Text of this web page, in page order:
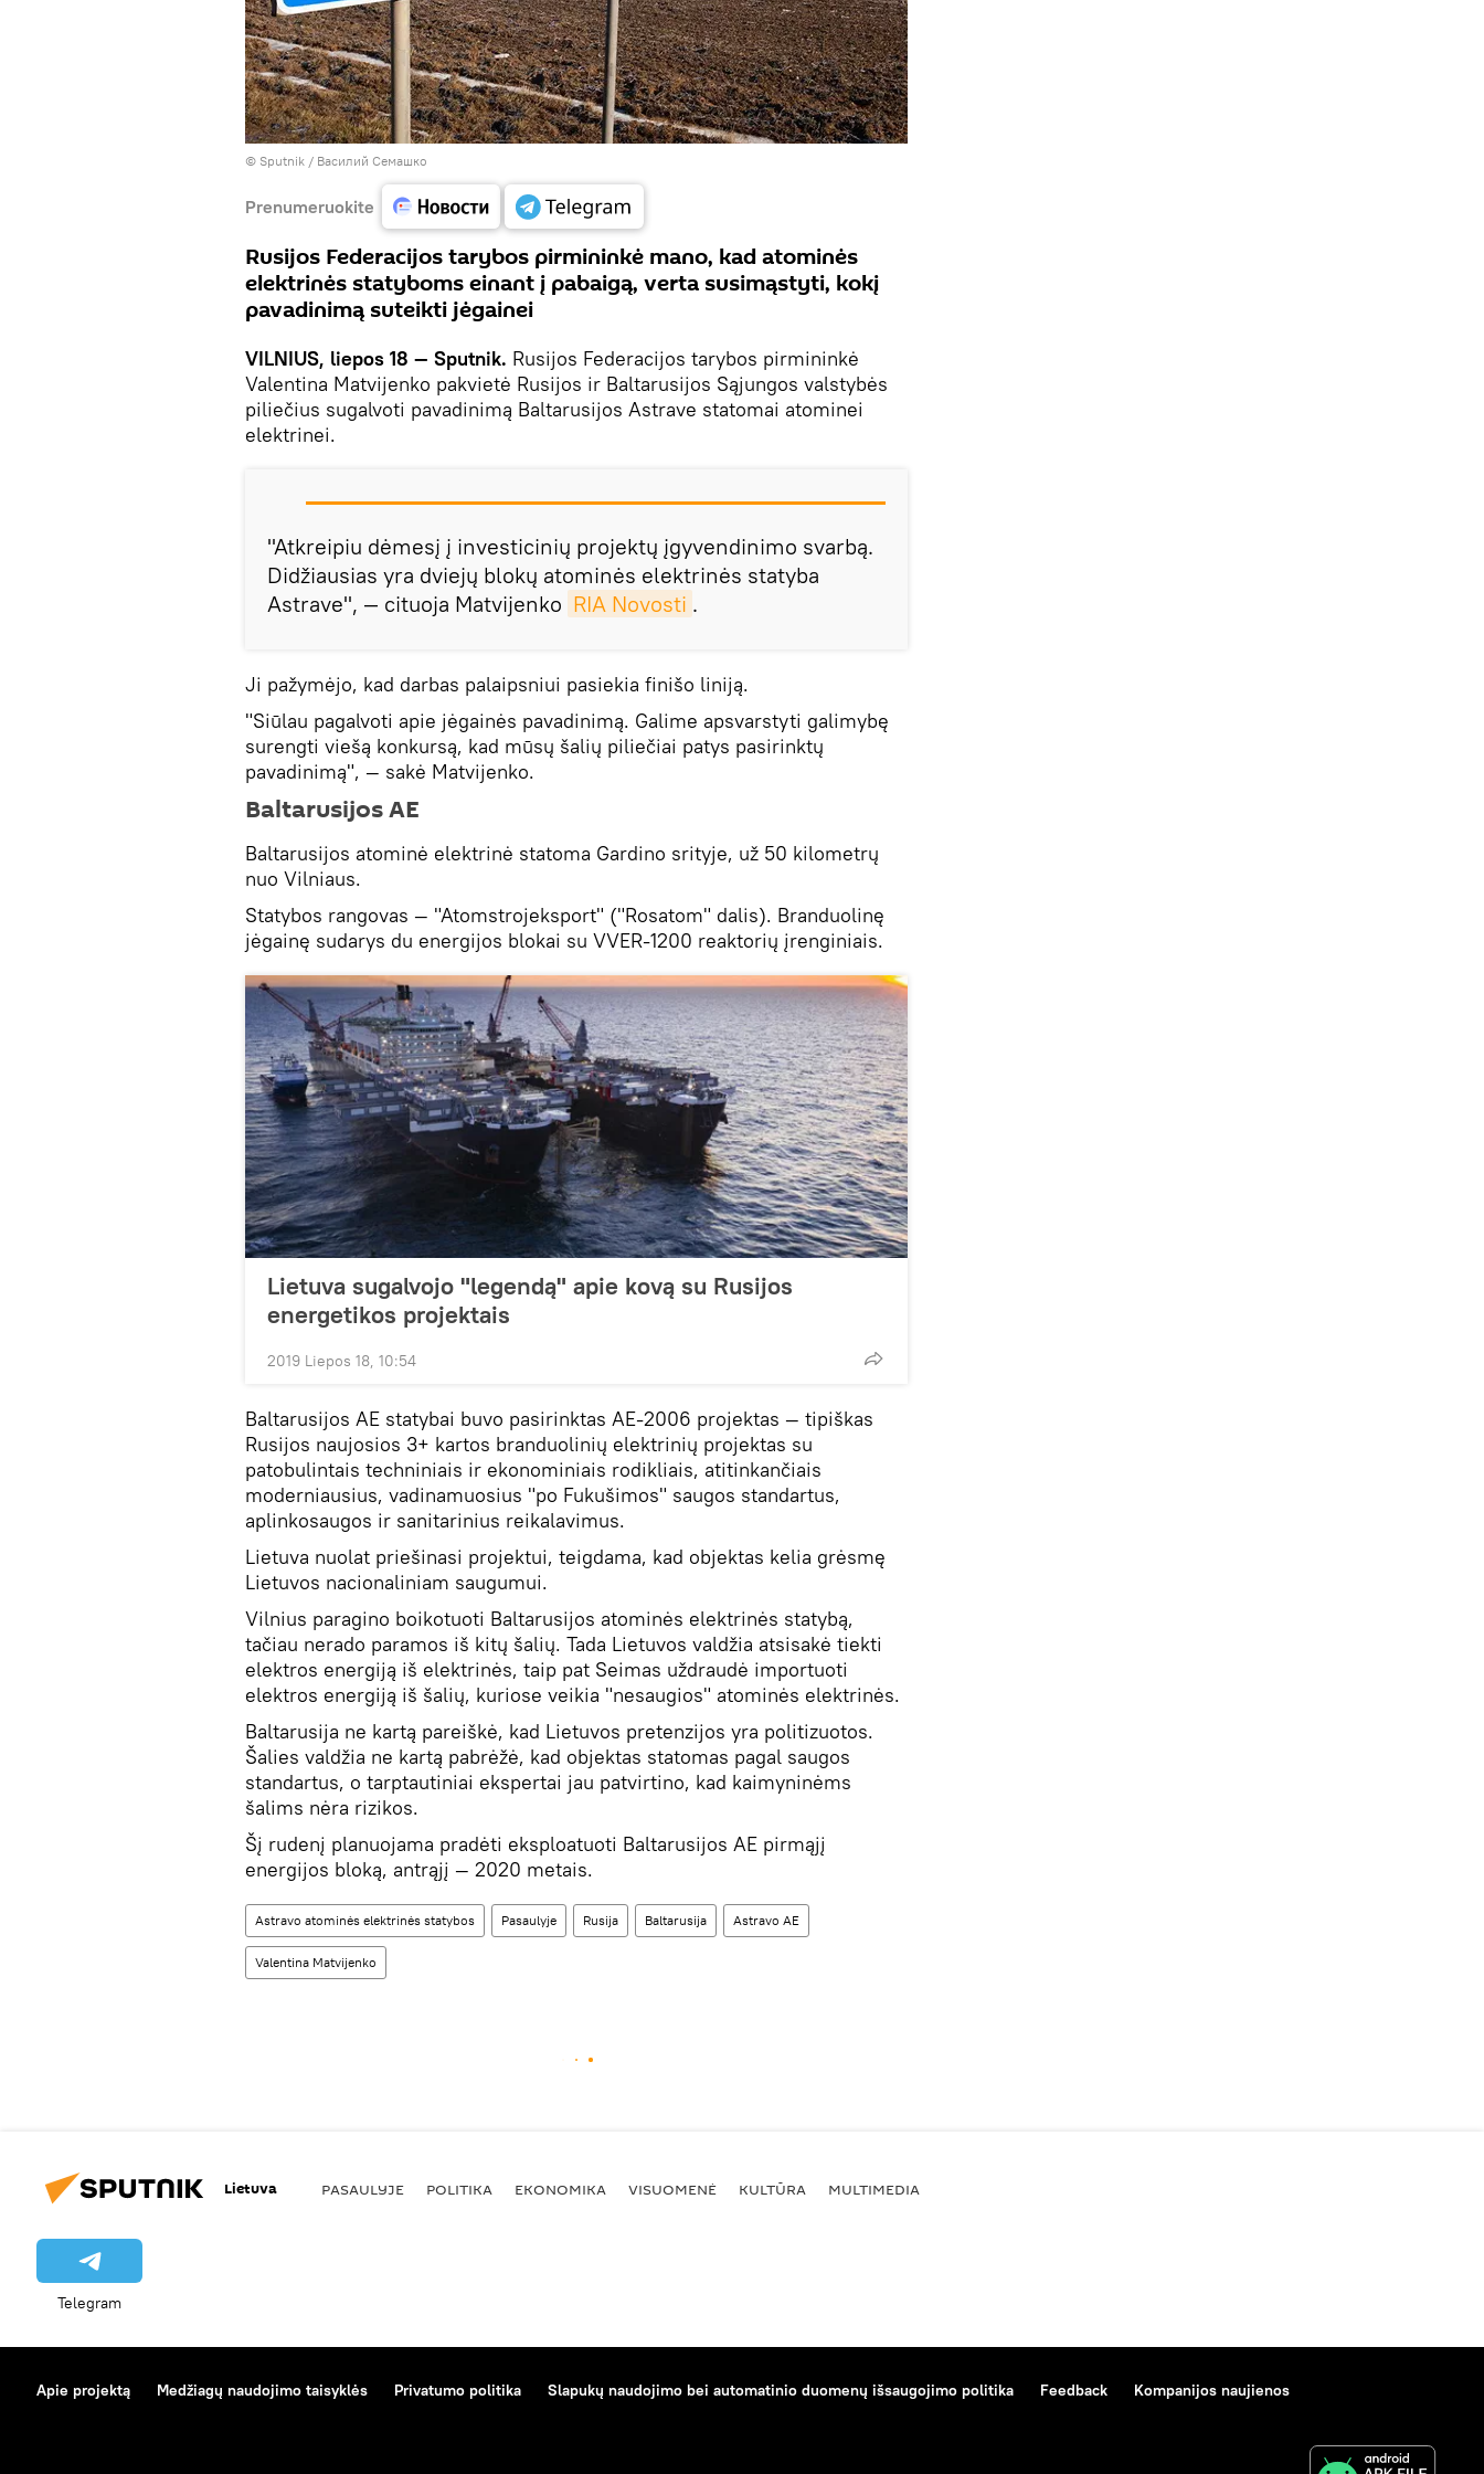
© Sputnik / Василий Семашко
Prenumeruokite
Rusijos Federacijos tarybos pirmininkė mano, kad atominės
elektrinės statyboms einant į pabaigą, verta susimąstyti, kokį
pavadinimą suteikti jėgainei
VILNIUS, liepos 18 — Sputnik. Rusijos Federacijos tarybos pirmininkė
Valentina Matvijenko pakvietė Rusijos ir Baltarusijos Sąjungos valstybės
piliečius sugalvoti pavadinimą Baltarusijos Astrave statomai atominei
elektrinei.
"Atkreipiu dėmesį į investicinių projektų įgyvendinimo svarbą.
Didžiausias yra dviejų blokų atominės elektrinės statyba
Astrave", — cituoja Matvijenko RIA Novosti .
Ji pažymėjo, kad darbas palaipsniui pasiekia finišo liniją.
"Siūlau pagalvoti apie jėgainės pavadinimą. Galime apsvarstyti galimybę
surengti viešą konkursą, kad mūsų šalių piliečiai patys pasirinktų
pavadinimą", — sakė Matvijenko.
Baltarusijos AE
Baltarusijos atominė elektrinė statoma Gardino srityje, už 50 kilometrų
nuo Vilniaus.
Statybos rangovas — "Atomstrojeksport" ("Rosatom" dalis). Branduolinę
jėgainę sudarys du energijos blokai su VVER-1200 reaktorių įrenginiais.
Lietuva sugalvojo "legendą" apie kovą su Rusijos
energetikos projektais
2019 Liepos 18, 10:54
Baltarusijos AE statybai buvo pasirinktas AE-2006 projektas — tipiškas
Rusijos naujosios 3+ kartos branduolinių elektrinių projektas su
patobulintais techniniais ir ekonominiais rodikliais, atitinkančiais
moderniausius, vadinamuosius "po Fukušimos" saugos standartus,
aplinkosaugos ir sanitarinius reikalavimus.
Lietuva nuolat priešinasi projektui, teigdama, kad objektas kelia grėsmę
Lietuvos nacionaliniam saugumui.
Vilnius paragino boikotuoti Baltarusijos atominės elektrinės statybą,
tačiau nerado paramos iš kitų šalių. Tada Lietuvos valdžia atsisakė tiekti
elektros energiją iš elektrinės, taip pat Seimas uždraudė importuoti
elektros energiją iš šalių, kuriose veikia "nesaugios" atominės elektrinės.
Baltarusija ne kartą pareiškė, kad Lietuvos pretenzijos yra politizuotos.
Šalies valdžia ne kartą pabrėžė, kad objektas statomas pagal saugos
standartus, o tarptautiniai ekspertai jau patvirtino, kad kaimyninėms
šalims nėra rizikos.
Šį rudenį planuojama pradėti eksploatuoti Baltarusijos AE pirmąjį
energijos bloką, antrąjį — 2020 metais.
Astravo atominės elektrinės statybos Pasaulyje Rusija Baltarusija Astravo AE
Valentina Matvijenko
Lietuva PASAULYJE POLITIKA EKONOMIKA VISUOMENĖ KULTŪRA MULTIMEDIA
Telegram
Apie projektą Medžiagų naudojimo taisyklės Privatumo politika Slapukų naudojimo bei automatinio duomenų išsaugojimo politika Feedback Kompanijos naujienos